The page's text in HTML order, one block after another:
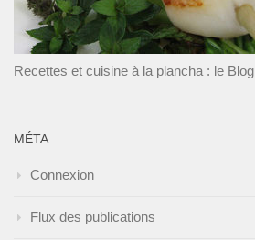
Recettes et cuisine à la plancha : le Blog
MÉTA
Connexion
Flux des publications